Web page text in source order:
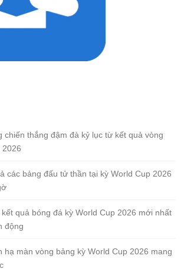
chiến thắng đậm đà kỷ lục từ kết quả vòng
2026
các bảng đấu tử thần tại kỳ World Cup 2026
quả bóng đá kỳ World Cup 2026 mới nhất
động
hạ màn vòng bảng kỳ World Cup 2026 mang